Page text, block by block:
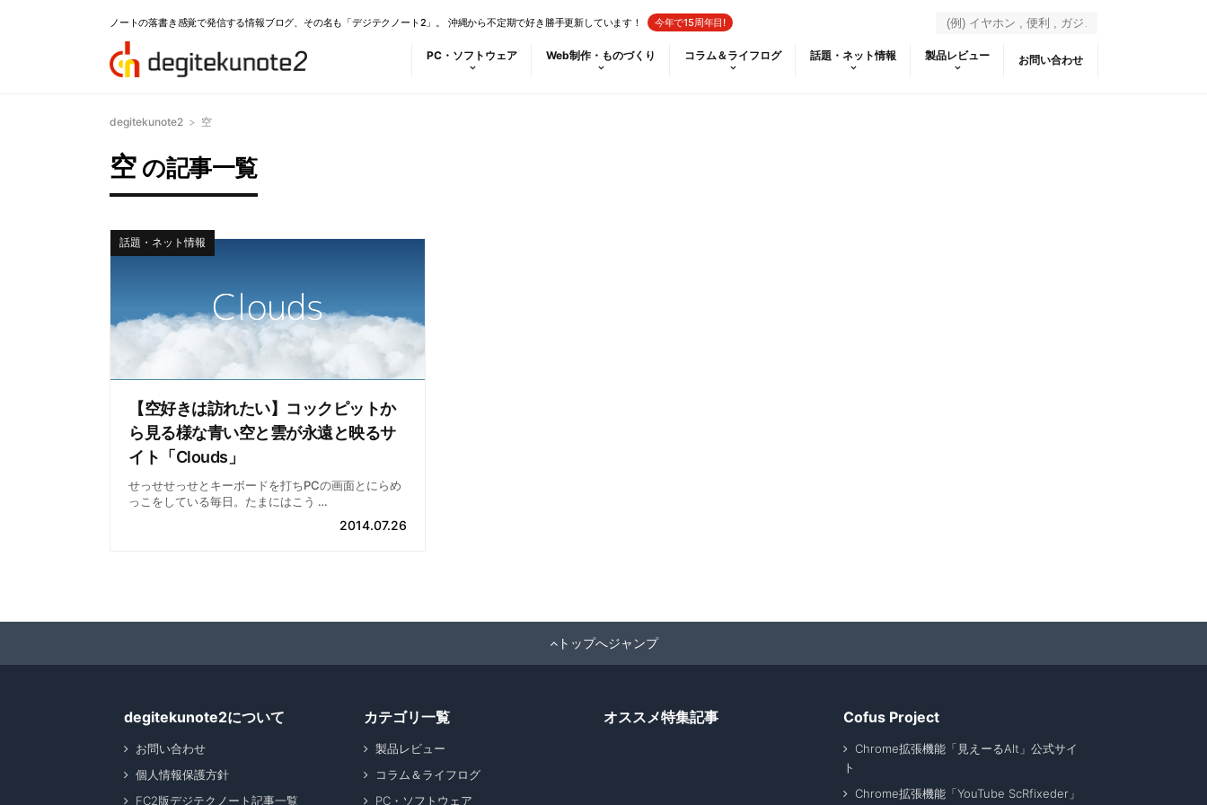
ノートの落書き感覚で発信する情報ブログ、その名も「デジテクノート2」。 沖縄から不定期で好き勝手更新しています！ 今年で15周年目!
PC・ソフトウェア Web制作・ものづくり コラム＆ライフログ 話題・ネット情報 製品レビュー お問い合わせ
degitekunote2 > 空
空 の記事一覧
【空好きは訪れたい】コックピットか
ら見る様な青い空と雲が永遠と映るサ
イト「Clouds」
せっせせっせとキーボードを打ちPCの画面とにらめ
っこをしている毎日。たまにはこう …
話題・ネット情報
2014.07.26
トップへジャンプ
degitekunote2について
お問い合わせ
個人情報保護方針
FC2版デジテクノート記事一覧
カテゴリ一覧
製品レビュー
コラム＆ライフログ
PC・ソフトウェア
オススメ特集記事 Cofus Project
Chrome拡張機能「見えーるAlt」公式サイ
ト
Chrome拡張機能「YouTube ScRfixeder」